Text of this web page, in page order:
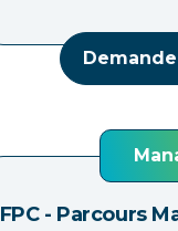
FPC - Parcours